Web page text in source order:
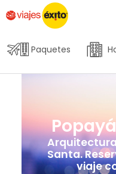
Paquetes
Santa.
viaje